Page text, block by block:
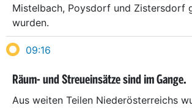
Mistelbach, Poysdorf und Zistersdorf
wurden.
09:16
Räum- und Streueinsätze sind im Gange.
Aus weiten Teilen Niederösterreichs